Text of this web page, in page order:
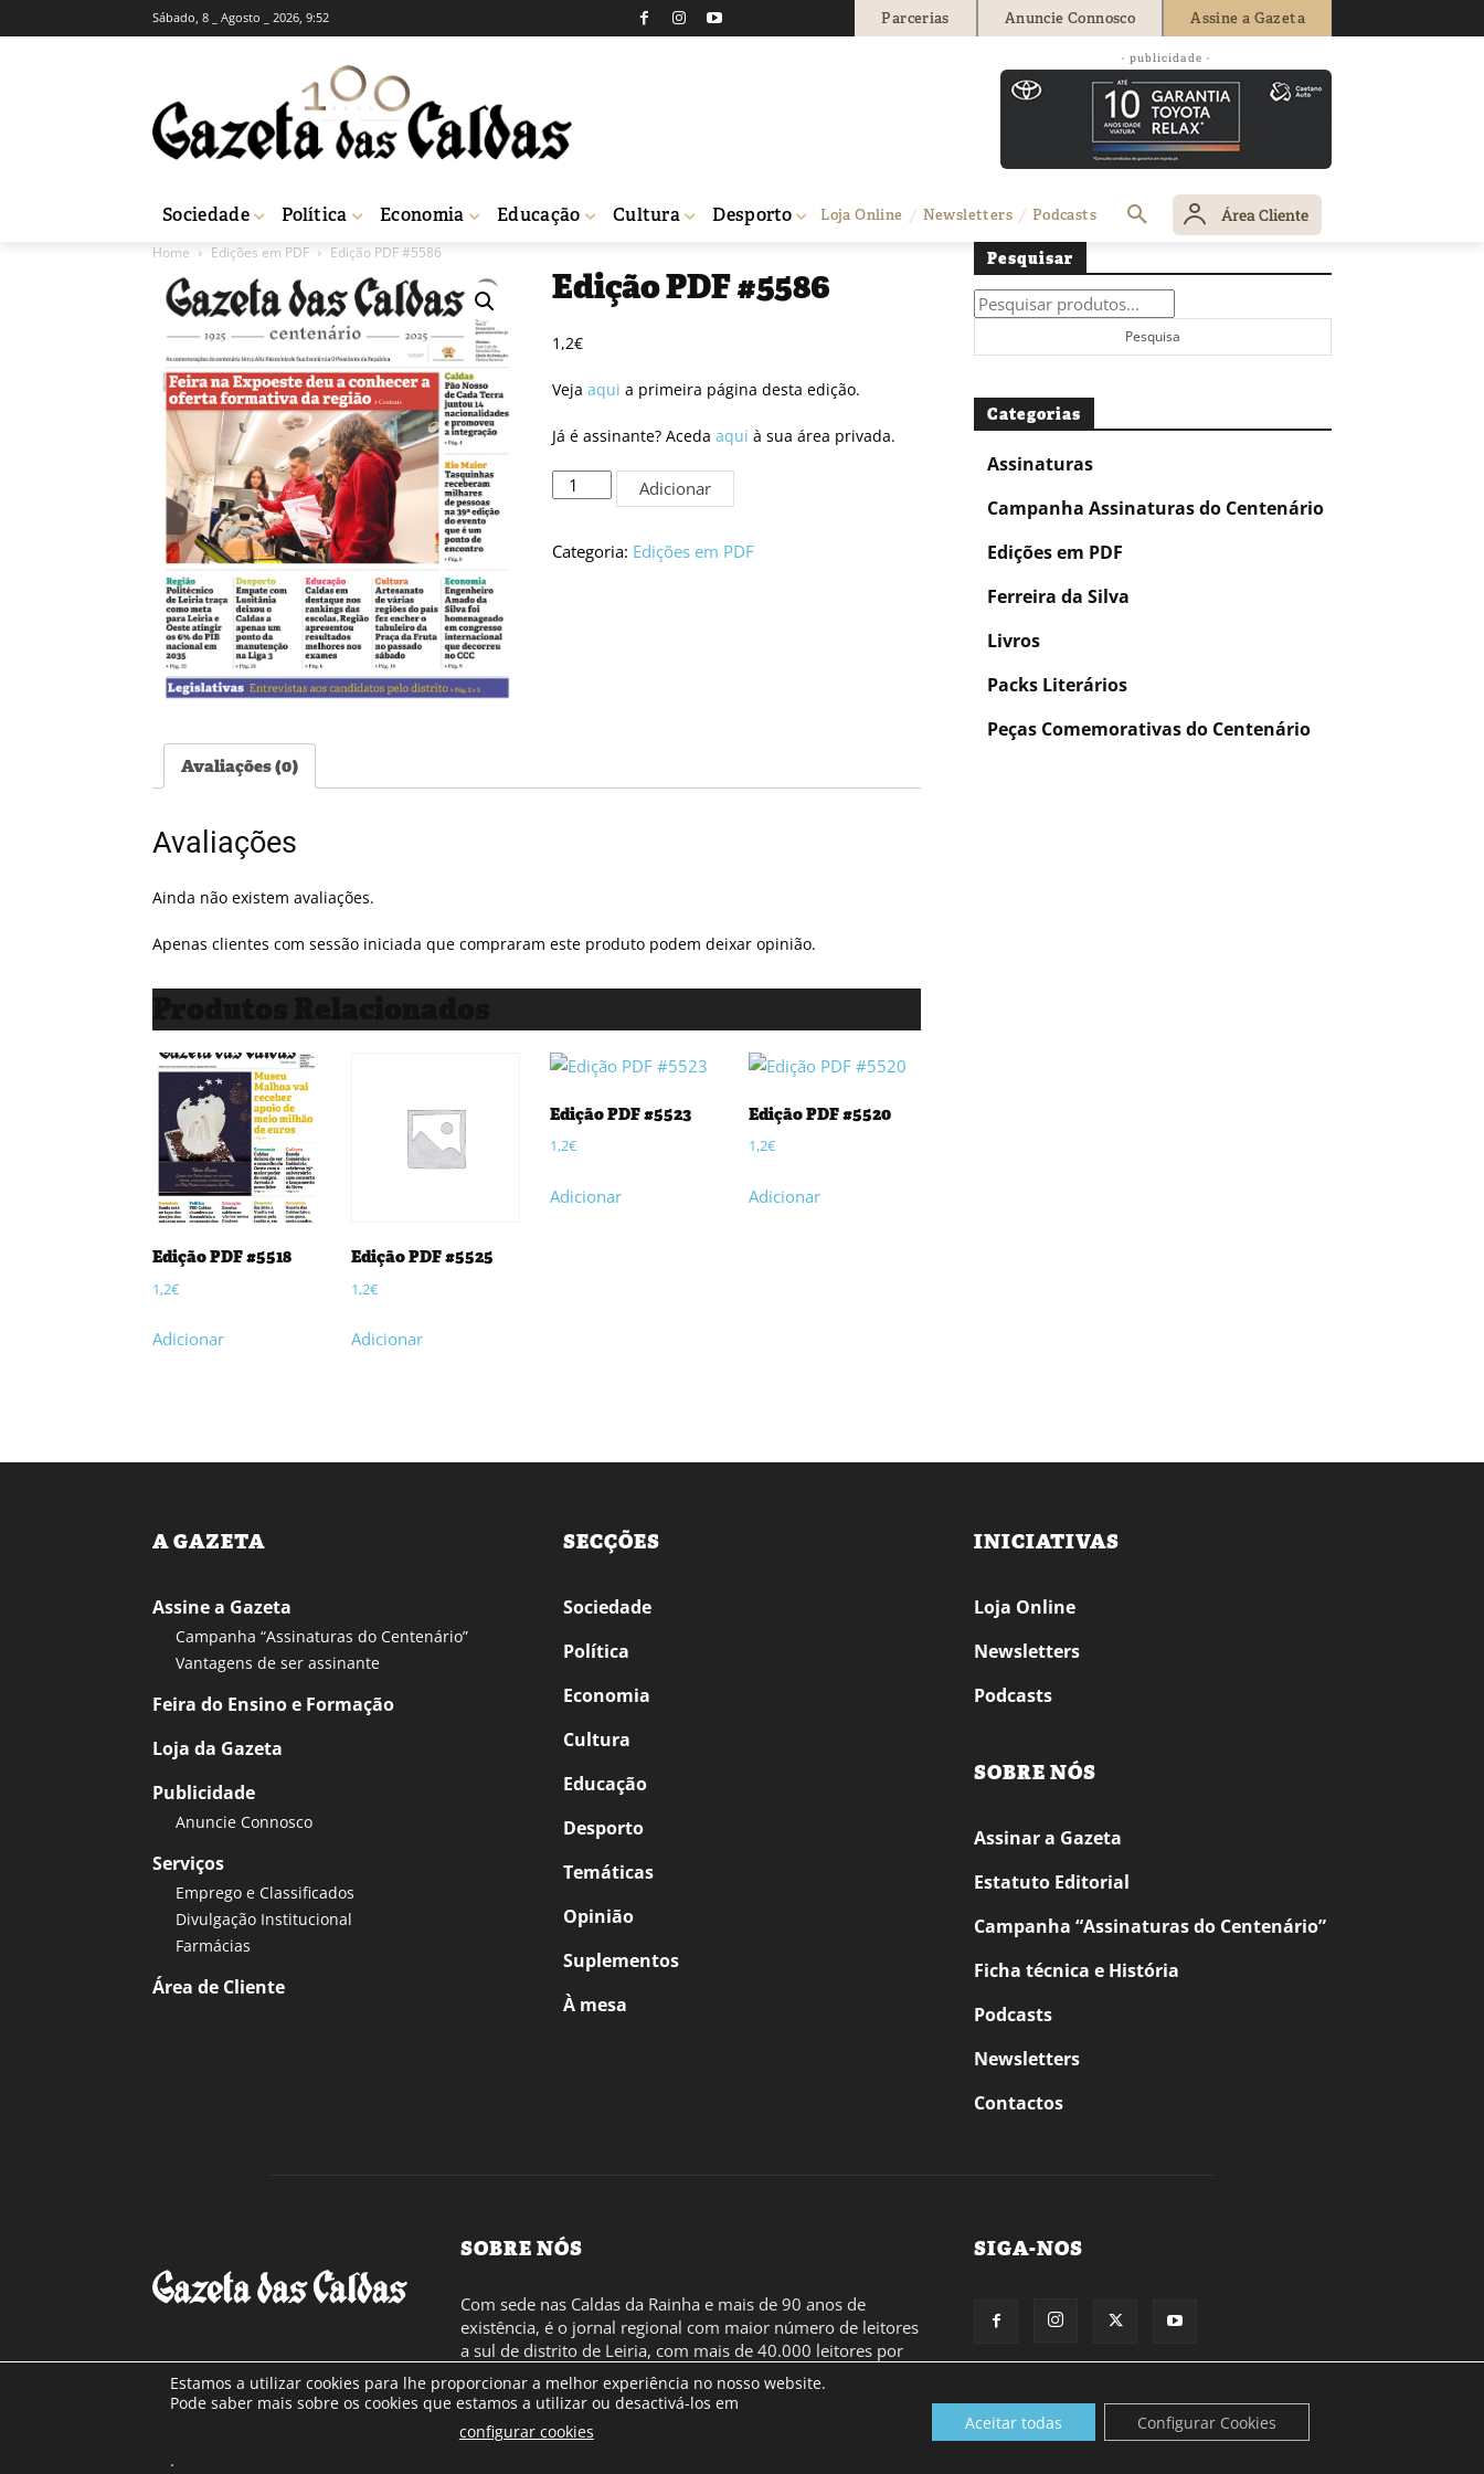
Sábado, 8 _ Agosto _ 2026, 9:52 Parcerias Anuncie Connosco Assine a Gazeta
- publicidade -
Sociedade Política Economia Educação Cultura Desporto Loja Online Newsletters Podcasts Área Cliente
Home Edições em PDF Edição PDF #5586
Edição PDF #5586
1,2€
Veja aqui a primeira página desta edição.
Já é assinante? Aceda aqui à sua área privada.
Quantidade
de
PDF
Adicionar
Categoria: Edições em PDF
Avaliações (0)
Avaliações
Ainda não existem avaliações.
Apenas clientes com sessão iniciada que compraram este produto podem deixar opinião.
Edição PDF #5518
1,2€
Adicionar
Edição PDF #5525
1,2€
Adicionar
Edição PDF #5523
1,2€
Adicionar
Edição PDF #5520
1,2€
Adicionar
Pesquisar
Pesquisar
por:
Pesquisa
Categorias
Assinaturas
Campanha Assinaturas do Centenário
Edições em PDF
Ferreira da Silva
Livros
Packs Literários
Peças Comemorativas do Centenário
A GAZETA
Assine a Gazeta
Campanha “Assinaturas do Centenário”
Vantagens de ser assinante
Feira do Ensino e Formação
Loja da Gazeta
Publicidade
Anuncie Connosco
Serviços
Emprego e Classificados
Divulgação Institucional
Farmácias
Área de Cliente
SECÇÕES
Sociedade
Política
Economia
Cultura
Educação
Desporto
Temáticas
Opinião
Suplementos
À mesa
INICIATIVAS
Loja Online
Newsletters
Podcasts
SOBRE NÓS
Assinar a Gazeta
Estatuto Editorial
Campanha “Assinaturas do Centenário”
Ficha técnica e História
Podcasts
Newsletters
Contactos
SOBRE NÓS
Com sede nas Caldas da Rainha e mais de 90 anos de
existência, é o jornal regional com maior número de leitores
a sul de distrito de Leiria, com mais de 40.000 leitores por
toda a região Oeste. Jornal com distribuição em Portugal
Continental e assinatura online.
SIGA-NOS
© Gazeta das Caldas - 2026
Estamos a utilizar cookies para lhe proporcionar a melhor experiência no nosso website.
Pode saber mais sobre os cookies que estamos a utilizar ou desactivá-los em
configurar cookies
.
Aceitar todas Configurar Cookies